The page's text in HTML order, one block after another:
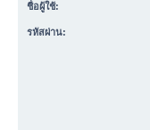
ชื่อผู้ใช้:
รหัสผ่าน: